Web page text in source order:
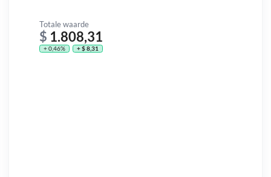
Totale waarde
$ 1.808,31
+ 0,46% + $ 8,31